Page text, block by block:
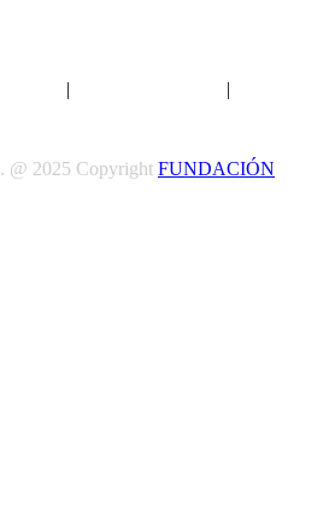
| |
. @ 2025 Copyright FUNDACIÓN